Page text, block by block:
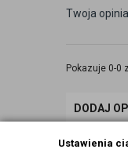
Ustawienia
Twoja
Pokazuje 0-0
DODAJ